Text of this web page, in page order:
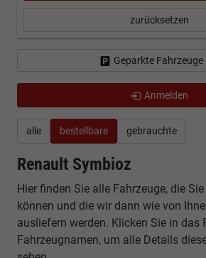
alle bestellbare gebrauchte
Renault Symbioz
Hier finden Sie alle Fahrzeuge, die
können und die wir dann wie von
ausliefern werden. Klicken Sie in das
Fahrzeugnamen, um alle Details
zurücksetzen
Geparkte Fahrzeuge
Anmelden